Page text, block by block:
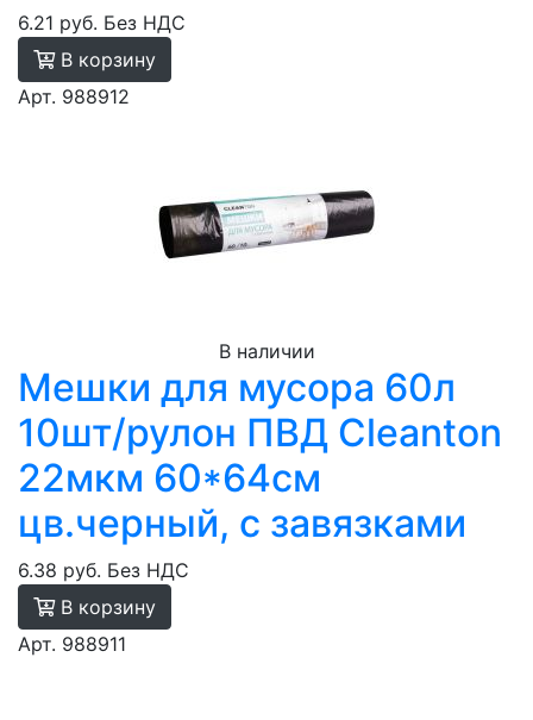
6.21 руб. Без НДС
В корзину
Арт. 988912
В наличии
Мешки для мусора 60л
10шт/рулон ПВД Cleanton
22мкм 60*64см
цв.черный, с завязками
6.38 руб. Без НДС
В корзину
Арт. 988911